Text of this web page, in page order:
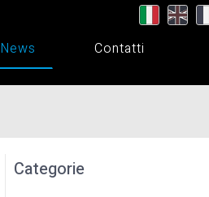
News Contatti
Categorie